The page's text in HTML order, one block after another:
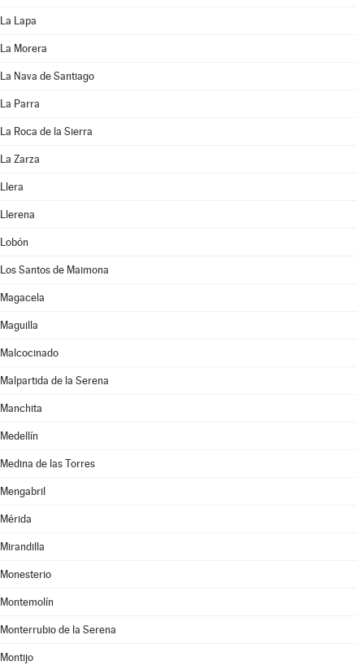
La Lapa
La Morera
La Nava de Santiago
La Parra
La Roca de la Sierra
La Zarza
Llera
Llerena
Lobón
Los Santos de Maimona
Magacela
Maguilla
Malcocinado
Malpartida de la Serena
Manchita
Medellín
Medina de las Torres
Mengabril
Mérida
Mirandilla
Monesterio
Montemolín
Monterrubio de la Serena
Montijo